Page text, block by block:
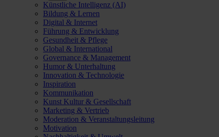
Künstliche Intelligenz (AI)
Bildung & Lernen
Digital & Internet
Führung & Entwicklung
Gesundheit & Pflege
Global & International
Governance & Management
Humor & Unterhaltung
Innovation & Technologie
Inspiration
Kommunikation
Kunst Kultur & Gesellschaft
Marketing & Vertrieb
Moderation & Veranstaltungsleitung
Motivation